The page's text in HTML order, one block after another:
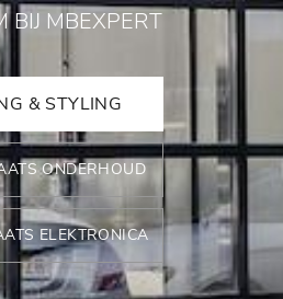
BIJ MBEXPERT
& STYLING
ONDERHOUD
ELEKTRONICA